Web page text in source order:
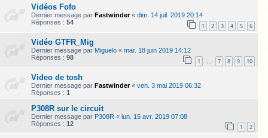
Vidéos Fofo
Dernier message par Fastwinder« dim. 14 juil. 2019 20:14
Réponses : 54 1 2 3 4 5 6
Vidéo GTFR_Mig
Dernier message par Miguelo « mar. 18 juin 2019 14:12
Réponses : 98 1 … 7 8 9 10
Video de tosh
Dernier message par Fastwinder« ven. 3 mai 2019 06:32
Réponses : 1
P308R sur le circuit
Dernier message par P308R « lun. 15 avr. 2019 07:08
Réponses : 12 1 2